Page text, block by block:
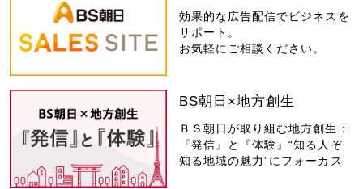
効果的な広告配信でビジネスを
サポート。
お気軽にご相談ください。
BS朝日×地方創生
ＢＳ朝日が取り組む地方創生：
『発信』と『体験』“知る人ぞ
知る地域の魅力”にフォーカス